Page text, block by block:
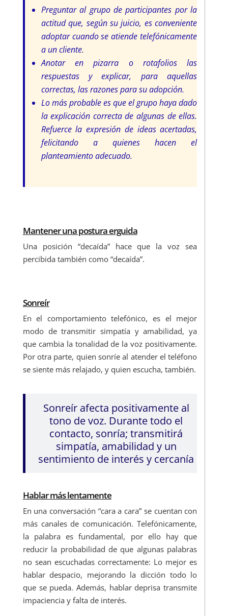
Preguntar al grupo de participantes por la
actitud que, según su juicio, es conveniente
adoptar cuando se atiende telefónicamente
a un cliente.
Anotar en pizarra o rotafolios las
respuestas y explicar, para aquellas
correctas, las razones para su adopción.
Lo más probable es que el grupo haya dado
la explicación correcta de algunas de ellas.
Refuerce la expresión de ideas acertadas,
felicitando a quienes hacen el
planteamiento adecuado.
Mantener una postura erguida
Una posición “decaída” hace que la voz sea
percibida también como “decaída”.
Sonreír
En el comportamiento telefónico, es el mejor
modo de transmitir simpatía y amabilidad, ya
que cambia la tonalidad de la voz positivamente.
Por otra parte, quien sonríe al atender el teléfono
se siente más relajado, y quien escucha, también.
Sonreír afecta positivamente al
tono de voz. Durante todo el
contacto, sonría; transmitirá
simpatía, amabilidad y un
sentimiento de interés y cercanía
Hablar más lentamente
En una conversación “cara a cara” se cuentan con
más canales de comunicación. Telefónicamente,
la palabra es fundamental, por ello hay que
reducir la probabilidad de que algunas palabras
no sean escuchadas correctamente: Lo mejor es
hablar despacio, mejorando la dicción todo lo
que se pueda. Además, hablar deprisa transmite
impaciencia y falta de interés.